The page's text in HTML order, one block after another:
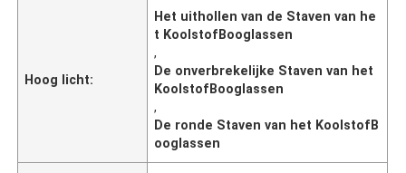
Hoog licht:
Het uithollen van de Staven van he
t KoolstofBooglassen
,
De onverbrekelijke Staven van het
KoolstofBooglassen
,
De ronde Staven van het KoolstofB
ooglassen